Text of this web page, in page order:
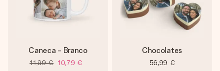
Caneca - Branco
11,99 € 10,79 €
Chocolates
56,99 €